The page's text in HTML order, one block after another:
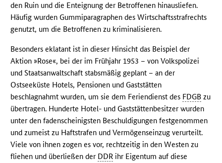
den Ruin und die Enteignung der Betroffenen hinausliefen.
Häufig wurden Gummiparagraphen des Wirtschaftsstrafrechts
genutzt, um die Betroffenen zu kriminalisieren.
Besonders eklatant ist in dieser Hinsicht das Beispiel der
Aktion »Rose«, bei der im Frühjahr 1953 – von Volkspolizei
und Staatsanwaltschaft stabsmäßig geplant – an der
Ostseeküste Hotels, Pensionen und Gaststätten
beschlagnahmt wurden, um sie dem Feriendienst des FDGB zu
übertragen. Hunderte Hotel- und Gaststättenbesitzer wurden
unter den fadenscheinigsten Beschuldigungen festgenommen
und zumeist zu Haftstrafen und Vermögenseinzug verurteilt.
Viele von ihnen zogen es vor, rechtzeitig in den Westen zu
fliehen und überließen der DDR ihr Eigentum auf diese